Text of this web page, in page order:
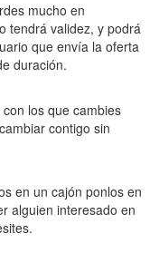
mucho en
tendrá validez, y podrá
que envía la oferta
duración.
los que cambies
contigo sin
en un cajón ponlos en
alguien interesado en